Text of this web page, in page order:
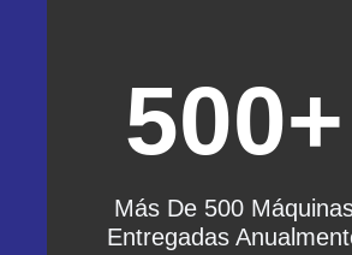
500+
Más De 500
Entregadas
500+
contactos